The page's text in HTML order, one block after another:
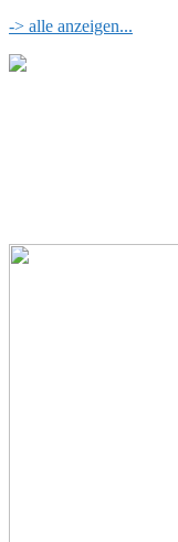
-> alle anzeigen...